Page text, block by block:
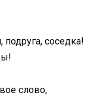
соседка!
слово,